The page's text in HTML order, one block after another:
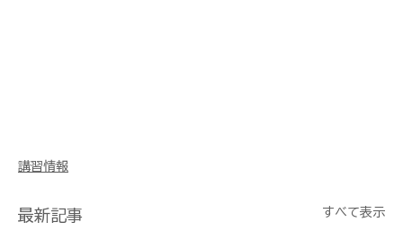
講習情報
最新記事 すべて表示